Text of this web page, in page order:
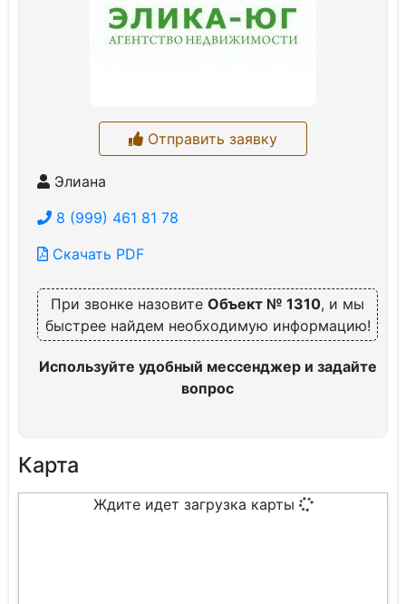
Отправить заявку
Элиана
8 (999) 461 81 78
Скачать PDF
При звонке назовите Объект № 1310, и мы
быстрее найдем необходимую информацию!
Используйте удобный мессенджер и задайте
вопрос
Карта
Ждите идет загрузка карты